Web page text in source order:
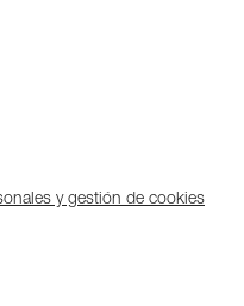
y gestión de cookies